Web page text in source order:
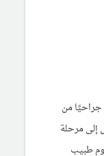
من
مرحلة
طبيب